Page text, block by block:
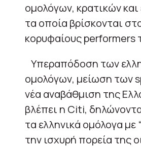
ομολόγων, κρατικών και
τα οποία βρίσκονται
κορυφαίους performers
Υπεραπόδοση των
ομολόγων, μείωση των
νέα αναβάθμιση της
βλέπει η Citi,
τα ελληνικά ομόλογα με
την ισχυρή πορεία της